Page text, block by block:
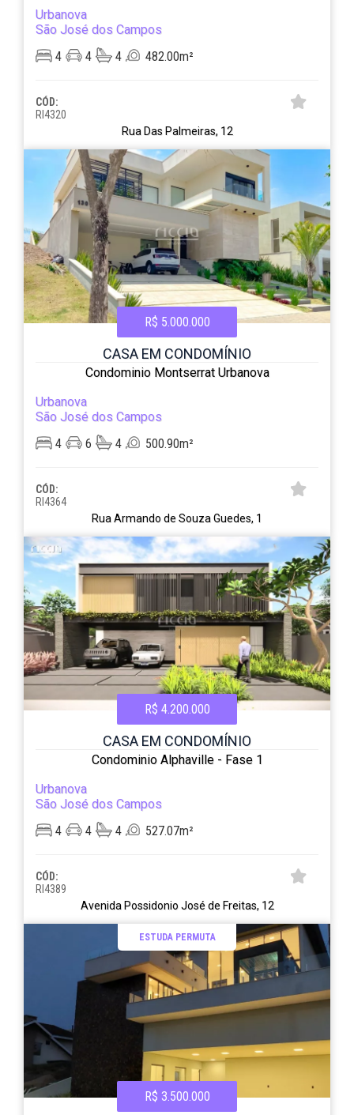
Urbanova
São José dos Campos
4
4 4 482.00m²
CÓD:
RI4320
Rua Das Palmeiras, 12
R$ 5.000.000
CASA EM CONDOMÍNIO
Condominio Montserrat Urbanova
Urbanova
São José dos Campos
4
6 4 500.90m²
CÓD:
RI4364
Rua Armando de Souza Guedes, 1
R$ 4.200.000
CASA EM CONDOMÍNIO
Condominio Alphaville - Fase 1
Urbanova
São José dos Campos
4
4 4 527.07m²
CÓD:
RI4389
Avenida Possidonio José de Freitas, 12
ESTUDA PERMUTA
R$ 3.500.000